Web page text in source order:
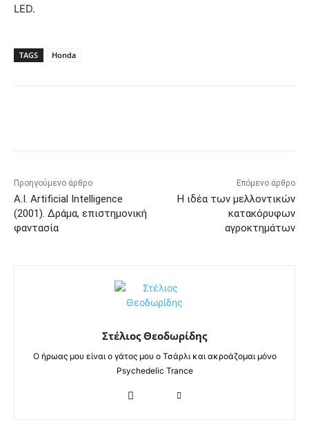
LED.
TAGS Honda
Προηγούμενο άρθρο
A.I. Artificial Intelligence
(2001). Δράμα, επιστημονική
φαντασία
Επόμενο άρθρο
Η ιδέα των μελλοντικών
κατακόρυφων
αγροκτημάτων
Στέλιος Θεοδωρίδης
Ο ήρωας μου είναι ο γάτος μου ο Τσάρλι και ακροάζομαι μόνο
Psychedelic Trance